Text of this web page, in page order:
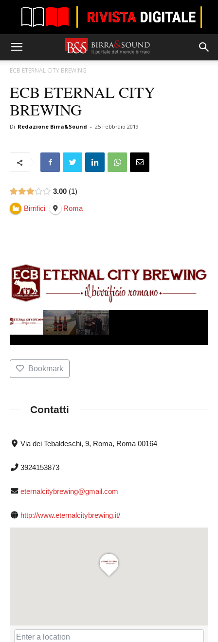
ECB ETERNAL CITY BREWING
ECB ETERNAL CITY
BREWING
Di Redazione Birra&Sound - 25 Febbraio 2019
3.00 1
Birrifici Roma
Bookmark
Contatti
Via dei Tebaldeschi, 9, Roma, Roma 00164
3924153873
eternalcitybrewing@gmail.com
http://www.eternalcitybrewing.it/